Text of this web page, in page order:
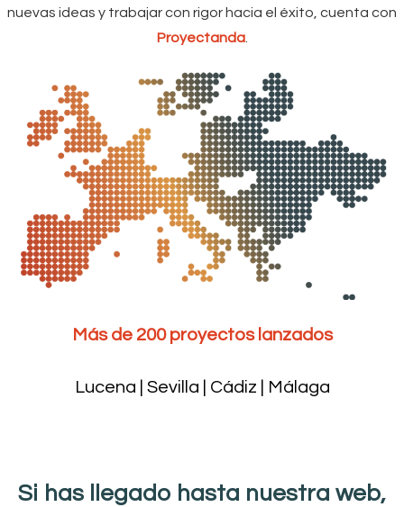
nuevas ideas y trabajar con rigor hacia el éxito, cuenta con
Proyectanda.
Más de 200 proyectos lanzados
Lucena | Sevilla | Cádiz | Málaga
Si has llegado hasta nuestra web,